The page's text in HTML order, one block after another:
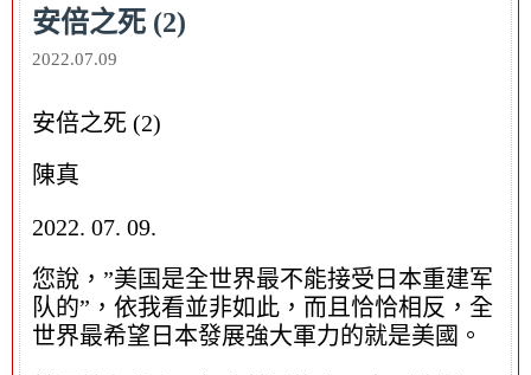
安倍之死 (2)
2022.07.09
安倍之死 (2)
陳真
2022. 07. 09.
您說，”美国是全世界最不能接受日本重建军
队的”，依我看並非如此，而且恰恰相反，全
世界最希望日本發展強大軍力的就是美國。